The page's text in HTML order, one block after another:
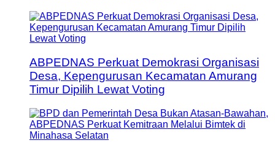
ABPEDNAS Perkuat Demokrasi Organisasi
Desa, Kepengurusan Kecamatan Amurang
Timur Dipilih Lewat Voting